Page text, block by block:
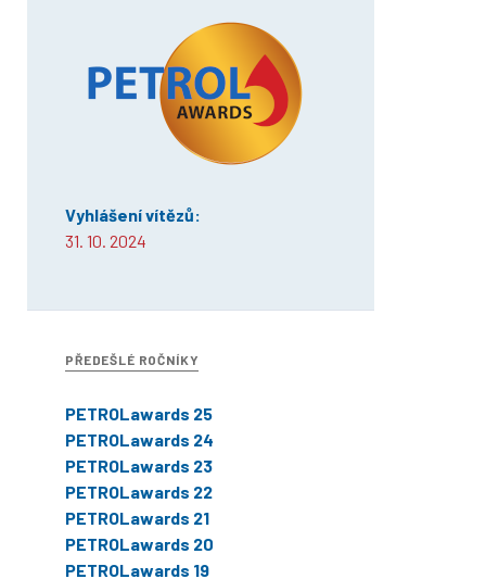
Vyhlášení vítězů:
31. 10. 2024
PŘEDEŠLÉ ROČNÍKY
PETROLawards 25
PETROLawards 24
PETROLawards 23
PETROLawards 22
PETROLawards 21
PETROLawards 20
PETROLawards 19